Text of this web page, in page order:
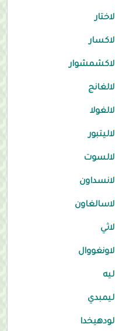
لاختار
لاكسار
لاكشمشوار
لالغانج
لالغولا
لاليتبور
لالسوت
لانسداون
لاسالغاون
لاثي
لاونغووال
ليه
ليمبدي
لودهيخدا